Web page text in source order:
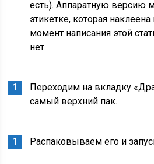
есть). Аппаратную версию
этикетке, которая
момент написания этой
нет.
Переходим на вкладку
самый верхний пак.
Распаковываем его и